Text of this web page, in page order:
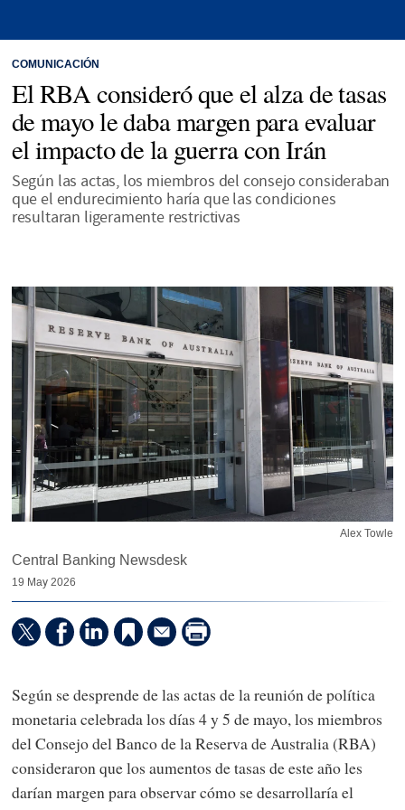
COMUNICACIÓN
El RBA consideró que el alza de tasas
de mayo le daba margen para evaluar
el impacto de la guerra con Irán
Según las actas, los miembros del consejo consideraban
que el endurecimiento haría que las condiciones
resultaran ligeramente restrictivas
Alex Towle
Central Banking Newsdesk
19 May 2026
Según se desprende de las actas de la reunión de política
monetaria celebrada los días 4 y 5 de mayo, los miembros
del Consejo del Banco de la Reserva de Australia (RBA)
consideraron que los aumentos de tasas de este año les
darían margen para observar cómo se desarrollaría el